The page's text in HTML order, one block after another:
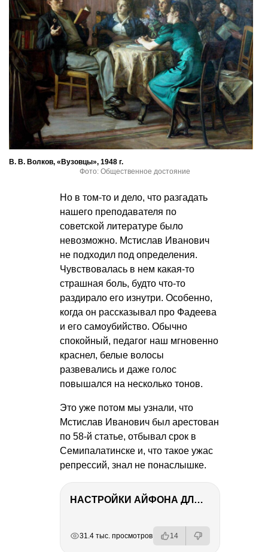
В. В. Волков, «Вузовцы», 1948 г.
Фото: Общественное достояние
Но в том-то и дело, что разгадать
нашего преподавателя по
советской литературе было
невозможно. Мстислав Иванович
не подходил под определения.
Чувствовалась в нем какая-то
страшная боль, будто что-то
раздирало его изнутри. Особенно,
когда он рассказывал про Фадеева
и его самоубийство. Обычно
спокойный, педагог наш мгновенно
краснел, белые волосы
развевались и даже голос
повышался на несколько тонов.
Это уже потом мы узнали, что
Мстислав Иванович был арестован
по 58-й статье, отбывал срок в
Семипалатинске и, что такое ужас
репрессий, знал не понаслышке.
НАСТРОЙКИ АЙФОНА ДЛЯ ФОТО И ВИДЕО
31.4 тыс. просмотров 14